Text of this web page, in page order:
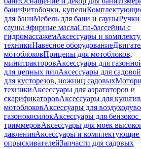
баниФитобочки, купели
для баниМебель для бани и сауныРучки
сауныЭфирные маслаСпа-бассейны с
гидромассажемАксессуары и
техникиНавесное оборудование
мотоблоковПрицепы для мотоблоков,
минитракторовАксессуары для
для цепных пилАксессуары для
для кусторезов, ножниц садовых
техникиАксессуары для аэратоторов и
скарификаторовАксессуары для
мотоблоковАксессуары для
газонокосилокАксессуары для бензокос
триммеровАксессуары для моек
давленияАксессуары и комплектующие
опрыскивателейЗапчасти для садовых